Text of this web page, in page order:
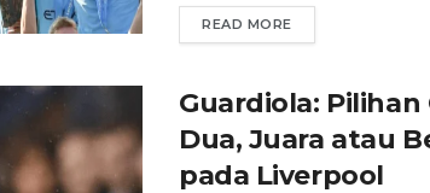
READ MORE
Guardiola: Pilihan
Dua, Juara atau
pada Liverpool